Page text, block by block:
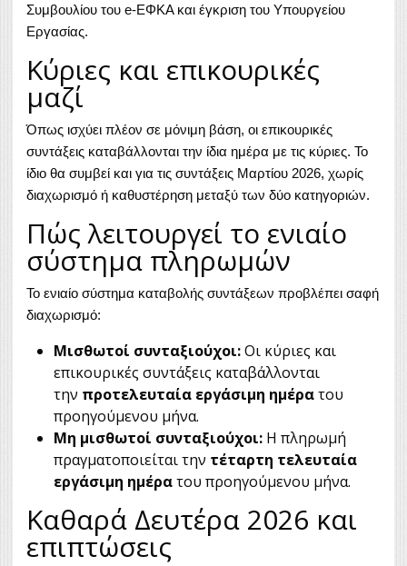
Συμβουλίου του e-ΕΦΚΑ και έγκριση του Υπουργείου
Εργασίας.
Κύριες και επικουρικές
μαζί
Όπως ισχύει πλέον σε μόνιμη βάση, οι επικουρικές
συντάξεις καταβάλλονται την ίδια ημέρα με τις κύριες. Το
ίδιο θα συμβεί και για τις συντάξεις Μαρτίου 2026, χωρίς
διαχωρισμό ή καθυστέρηση μεταξύ των δύο κατηγοριών.
Πώς λειτουργεί το ενιαίο
σύστημα πληρωμών
Το ενιαίο σύστημα καταβολής συντάξεων προβλέπει σαφή
διαχωρισμό:
Μισθωτοί συνταξιούχοι:Οι κύριες και
επικουρικές συντάξεις καταβάλλονται
την προτελευταία εργάσιμη ημέρατου
προηγούμενου μήνα.
Μη μισθωτοί συνταξιούχοι: Η πληρωμή
πραγματοποιείται την τέταρτη τελευταία
εργάσιμη ημέρατου προηγούμενου μήνα.
Καθαρά Δευτέρα 2026 και
επιπτώσεις